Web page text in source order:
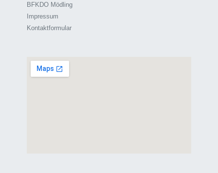
BFKDO Mödling
Impressum
Kontaktformular